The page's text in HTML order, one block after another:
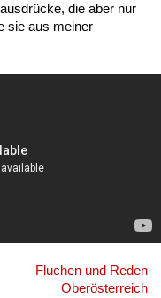
die aber nur
sie aus meiner
Fluchen und Reden
Oberösterreich